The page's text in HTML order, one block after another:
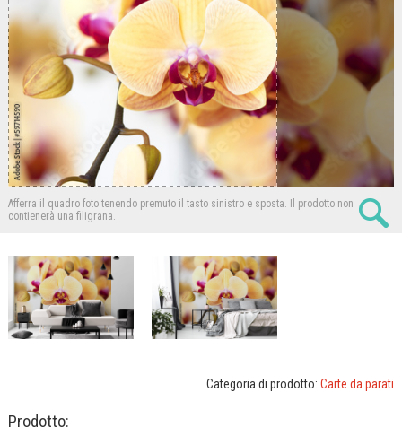
Afferra il quadro foto tenendo premuto il tasto sinistro e sposta.
Il prodotto non
contienerà una filigrana.
Categoria di prodotto: Carte da parati
Prodotto: